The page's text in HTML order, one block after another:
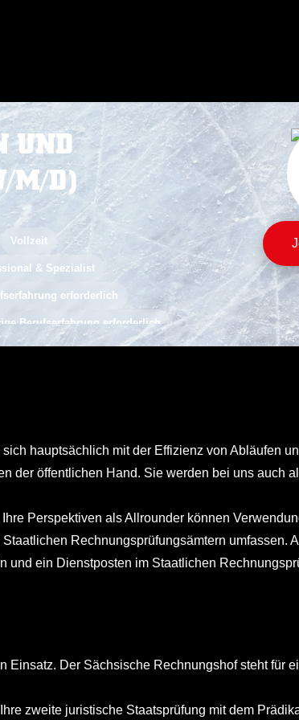
UND
M/D)
Vollzeit
& Spezialist
erforderlich
Berufserfahrung erforderlich
hauptsächlich mit der Effizienz von Abläufen
der öffentlichen Hand. Sie werden bei uns auch
Perspektiven als Allrounder können
Rechnungsprüfungsämtern umfassen.
und ein Dienstposten im Staatlichen
Einsatz. Der Sächsische Rechnungshof steht für
zweite juristische Staatsprüfung mit dem